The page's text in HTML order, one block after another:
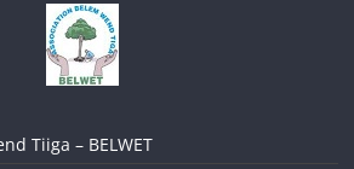
Tiiga – BELWET